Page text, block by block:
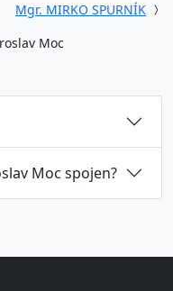
Mgr. MIRKO SPURNÍK
Moc
Moc spojen?